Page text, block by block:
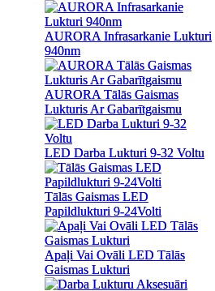
AURORA Infrasarkanie Lukturi
940nm
AURORA Tālās Gaismas
Lukturis Ar Gabarītgaismu
LED Darba Lukturi 9-32 Voltu
Tālās Gaismas LED
Papildlukturi 9-24Volti
Apaļi Vai Ovāli LED Tālās
Gaismas Lukturi
AURORA Infrasarkanie Lukturi
940nm
AURORA Tālās Gaismas
Lukturis Ar Gabarītgaismu
LED Darba Lukturi 9-32 Voltu
Tālās Gaismas LED
Papildlukturi 9-24Volti
Apaļi Vai Ovāli LED Tālās
Gaismas Lukturi